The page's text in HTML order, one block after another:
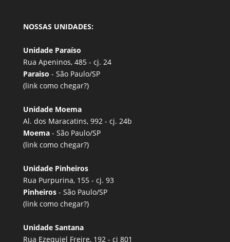
NOSSAS UNIDADES:
Unidade Paraíso
Rua Apeninos, 485 - cj. 24
Paraiso - São Paulo/SP
(link como chegar?)
Unidade Moema
Al. dos Maracatins, 992 - cj. 24b
Moema - São Paulo/SP
(link como chegar?)
Unidade Pinheiros
Rua Purpurina, 155 - cj. 93
Pinheiros - São Paulo/SP
(link como chegar?)
Unidade Santana
Rua Ezequiel Freire, 192 - cj 801